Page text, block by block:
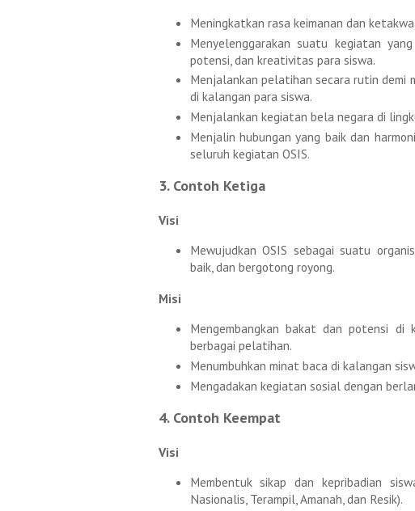
Meningkatkan rasa keimanan dan
Menyelenggarakan suatu kegiatan
potensi, dan kreativitas para siswa.
Menjalankan pelatihan secara rutin demi
di kalangan para siswa.
Menjalankan kegiatan bela negara di
Menjalin hubungan yang baik dan
seluruh kegiatan OSIS.
3. Contoh Ketiga
Visi
Mewujudkan OSIS sebagai suatu
baik, dan bergotong royong.
Misi
Mengembangkan bakat dan potensi di
berbagai pelatihan.
Menumbuhkan minat baca di kalangan
Mengadakan kegiatan sosial dengan
4. Contoh Keempat
Visi
Membentuk sikap dan kepribadian
Nasionalis, Terampil, Amanah, dan Resik).